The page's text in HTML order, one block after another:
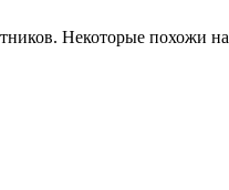
Некоторые похожи